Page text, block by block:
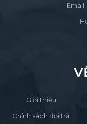
Giới thiệu
Chính sách đổi trả